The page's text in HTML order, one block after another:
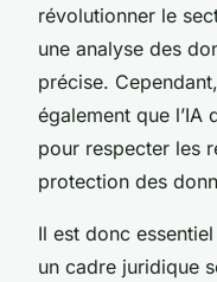
révolutionner le
une analyse des
précise.
également que
pour respecter les
protection des
Il est donc
un cadre juridique